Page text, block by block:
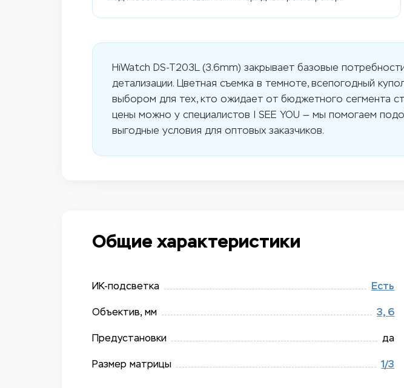
HiWatch DS-T203L (3.6mm) закрывает базовые
детализации. Цветная съемка в темноте, всепогодный
выбором для тех, кто ожидает от бюджетного сегмента
цены можно у специалистов I SEE YOU — мы помогаем
выгодные условия для оптовых заказчиков.
Общие характеристики
ИК-подсветка Есть
Объектив, мм 3, 6
Предустановки да
Размер матрицы 1/​3